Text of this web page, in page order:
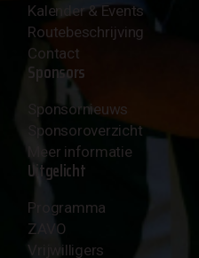
Kalender & Events
Routebeschrijving
Contact
Sponsors
Sponsornieuws
Sponsoroverzicht
Meer informatie
Uitgelicht
Programma
ZAVO
Vrijwilligers